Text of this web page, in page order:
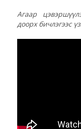
Агаар
доорх бичлэгээс